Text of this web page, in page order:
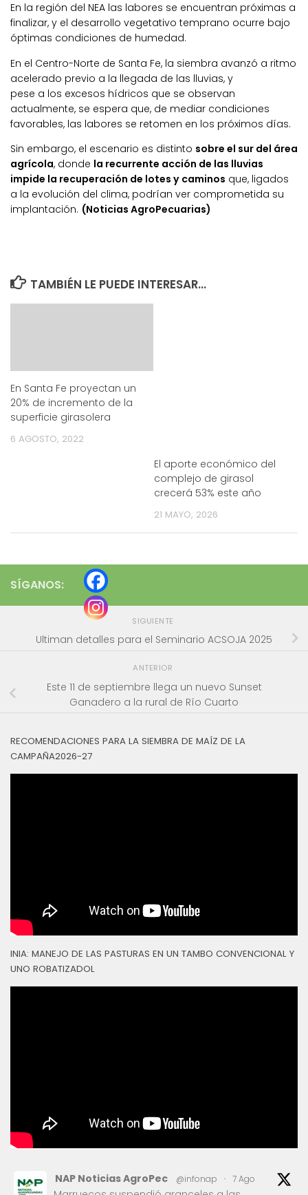
En la región del NEA las labores se encuentran próximas a
finalizar, y el desarrollo vegetativo temprano ocurre bajo
óptimas condiciones de humedad.
En el Centro-Norte de Santa Fe, la siembra avanzó a ritmo
acelerado previo a la llegada de las lluvias, y
pese a los excesos hídricos que se observan
actualmente, se espera que, de mediar condiciones
favorables, las labores se retomen en los próximos días.
Sin embargo, el escenario es distinto sobre el sur del área
agrícola, donde la recurrente acción de las lluvias
impide la recuperación de lotes y caminos que, ligados
a la evolución del clima, podrían ver comprometida su
implantación. (Noticias AgroPecuarias)
TAMBIÉN LE PUEDE INTERESAR...
En Santa Fe proyectan un
20% de incremento de la
superficie girasolera
6 AGOSTO, 2022
El aporte económico del
complejo de girasol
crecerá 53% este año
21 MAYO, 2026
SÍGANOS:
SIGUIENTE
Ultiman detalles para el Seminario ACSOJA 2025
ANTERIOR
Este 11 de septiembre llega un nuevo Sunset
Ganadero a la rural de Río Cuarto
RECOMENDACIONES PARA LA SIEMBRA DE MAÍZ DE LA
CAMPAÑA2026-27
INIA: MANEJO DE LAS PASTURAS EN UN TAMBO CONVENCIONAL Y
UNO ROBATIZADOL
NAP Noticias AgroPec @infonap · 7 Ago